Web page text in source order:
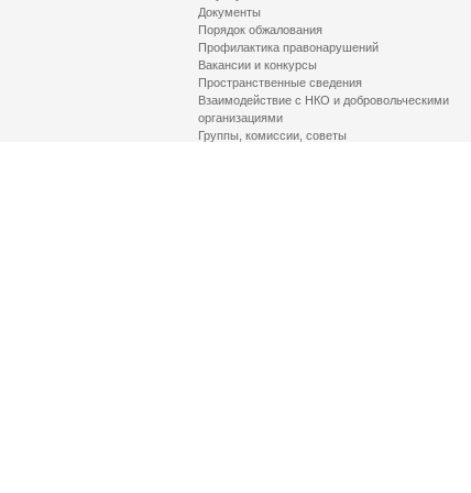
Документы
Порядок обжалования
Профилактика правонарушений
Вакансии и конкурсы
Пространственные сведения
Взаимодействие с НКО и добровольческими
организациями
Группы, комиссии, советы